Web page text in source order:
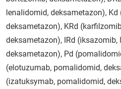
lenalidomid, deksametazon),
deksametazon), KRd
deksametazon), IRd (iksazomib,
deksametazon), Pd
(elotuzumab, pomalidomid,
(izatuksymab, pomalidomid,